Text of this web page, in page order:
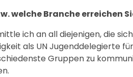
welche Branche erreichen
ich an all diejenigen, die
als UN Jugenddelegierte
Gruppen zu